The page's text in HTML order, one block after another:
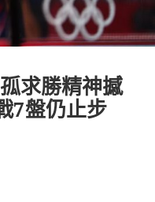
求勝精神撼
7盤仍止步